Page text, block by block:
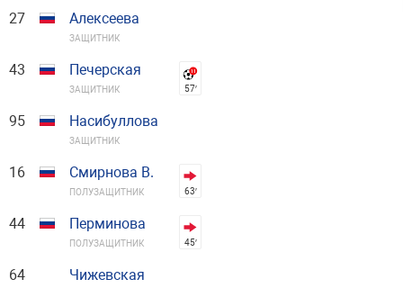
27 Алексеева
ЗАЩИТНИК
43 Печерская
ЗАЩИТНИК 57′
95 Насибуллова
ЗАЩИТНИК
16 Смирнова В.
ПОЛУЗАЩИТНИК 63′
44 Перминова
ПОЛУЗАЩИТНИК 45′
64 Чижевская